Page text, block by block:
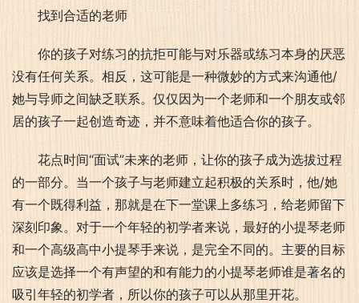
找到合适的老师
你的孩子对练习的抗拒可能与对乐器或练习本身的厌恶
没有任何关系。相反，这可能是一种微妙的方式来沟通他/
她与导师之间缺乏联系。仅仅因为一个老师和一个朋友或邻
居的孩子一起创造奇迹，并不意味着他适合你的孩子。
花点时间“面试”未来的老师，让你的孩子成为选拔过程
的一部分。当一个孩子与老师建立起积极的关系时，他/她
有一个既得利益，那就是在下一堂课上多练习，给老师留下
深刻印象。对于一个年轻的初学者来说，最好的小提琴老师
和一个高级高中小提琴手来说，是完全不同的。主要的目标
应该是选择一个有声望的和有能力的小提琴老师谁是著名的
吸引年轻的初学者，所以你的孩子可以从那里开花。